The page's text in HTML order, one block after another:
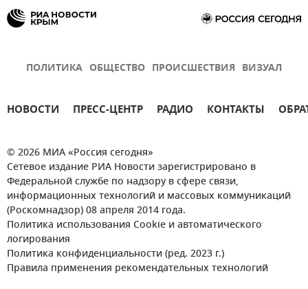
ПОЛИТИКА ОБЩЕСТВО ПРОИСШЕСТВИЯ ВИЗУАЛ
НОВОСТИ ПРЕСС-ЦЕНТР РАДИО КОНТАКТЫ
© 2026 МИА «Россия сегодня»
Сетевое издание РИА Новости зарегистрировано в
Федеральной службе по надзору в сфере связи,
информационных технологий и массовых коммуникаций
(Роскомнадзор) 08 апреля 2014 года.
Политика использования Cookie и автоматического
логирования
Политика конфиденциальности (ред. 2023 г.)
Правила применения рекомендательных технологий